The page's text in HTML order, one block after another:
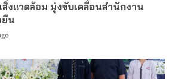
งแวดล้อม มุ่งขับเคลื่อนสำนักงาน
ยืน